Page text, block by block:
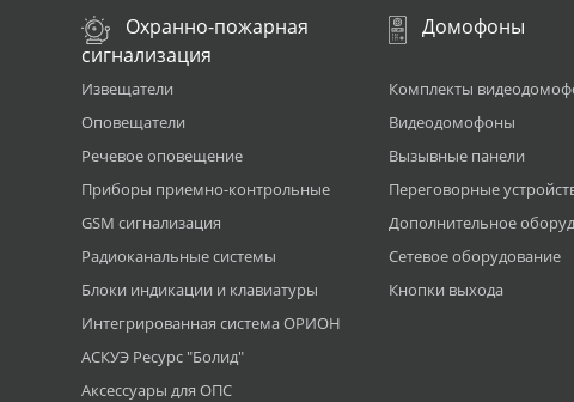
Охранно-пожарная
сигнализация
Извещатели
Оповещатели
Речевое оповещение
Приборы приемно-контрольные
GSM сигнализация
Радиоканальные системы
Блоки индикации и клавиатуры
Интегрированная система ОРИОН
АСКУЭ Ресурс "Болид"
Аксессуары для ОПС
Домофоны
Комплекты
Видеодомофоны
Вызывные панели
Переговорные
Дополнительное
Сетевое оборудование
Кнопки выхода